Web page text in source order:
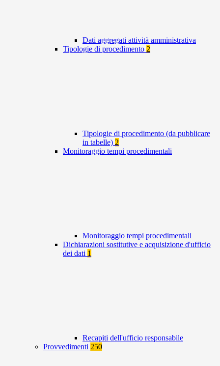
Dati aggregati attività amministrativa
Tipologie di procedimento 2
Tipologie di procedimento (da pubblicare
in tabelle) 2
Monitoraggio tempi procedimentali
Monitoraggio tempi procedimentali
Dichiarazioni sostitutive e acquisizione d'ufficio
dei dati 1
Recapiti dell'ufficio responsabile
Provvedimenti 250